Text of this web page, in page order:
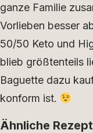
ganze Familie
Vorlieben besser
50/50 Keto und
blieb größtenteils
Baguette dazu
konform ist.
Ähnliche